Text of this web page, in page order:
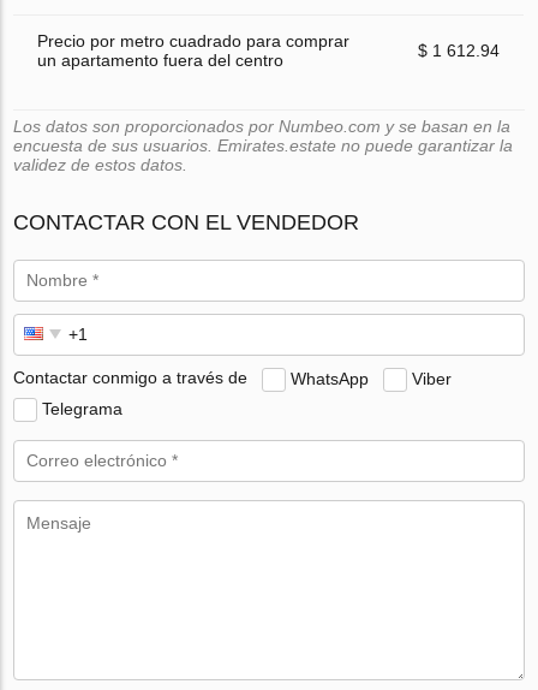
Precio por metro cuadrado para comprar
un apartamento fuera del centro
$ 1 612.94
Los datos son proporcionados por Numbeo.com y se basan en la
encuesta de sus usuarios. Emirates.estate no puede garantizar la
validez de estos datos.
CONTACTAR CON EL VENDEDOR
Contactar conmigo a través de WhatsApp
Viber
Telegrama